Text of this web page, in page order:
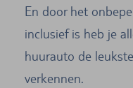
En door het
inclusief is heb je
huurauto de
verkennen.